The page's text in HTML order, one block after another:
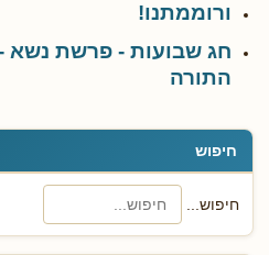
חיפוש
חיפוש...
ורוממתנו!
חג שבועות - פרשת נשא
התורה